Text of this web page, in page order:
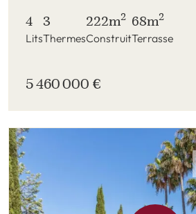
4
Lits
3
Thermes
222m2
Construit
68m2
Terrasse
5 460 000 €